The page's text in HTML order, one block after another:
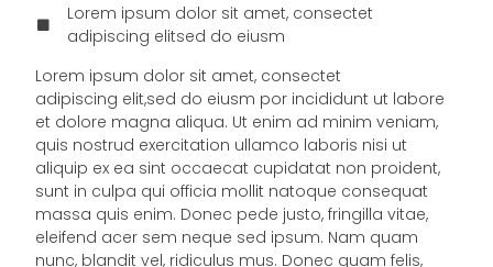
Lorem ipsum dolor sit amet, consectet
adipiscing elitsed do eiusm
Lorem ipsum dolor sit amet, consectet
adipiscing elit,sed do eiusm por incididunt ut labore
et dolore magna aliqua. Ut enim ad minim veniam,
quis nostrud exercitation ullamco laboris nisi ut
aliquip ex ea sint occaecat cupidatat non proident,
sunt in culpa qui officia mollit natoque consequat
massa quis enim. Donec pede justo, fringilla vitae,
eleifend acer sem neque sed ipsum. Nam quam
nunc, blandit vel, ridiculus mus. Donec quam felis,